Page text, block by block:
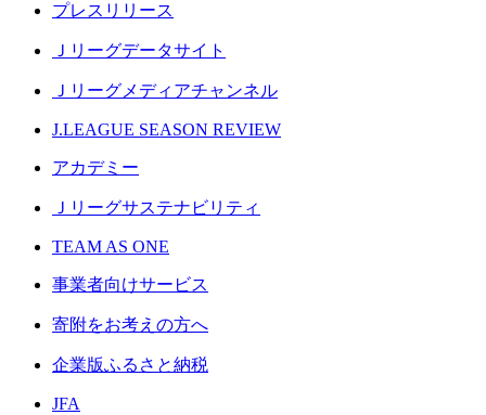
プレスリリース
Ｊリーグデータサイト
Ｊリーグメディアチャンネル
J.LEAGUE SEASON REVIEW
アカデミー
Ｊリーグサステナビリティ
TEAM AS ONE
事業者向けサービス
寄附をお考えの方へ
企業版ふるさと納税
JFA